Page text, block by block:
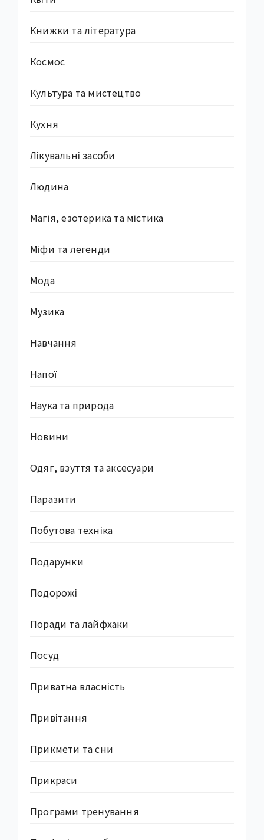
Книжки та література
Космос
Культура та мистецтво
Кухня
Лікувальні засоби
Людина
Магія, езотерика та містика
Міфи та легенди
Мода
Музика
Навчання
Напої
Наука та природа
Новини
Одяг, взуття та аксесуари
Паразити
Побутова техніка
Подарунки
Подорожі
Поради та лайфхаки
Посуд
Приватна власність
Привітання
Прикмети та сни
Прикраси
Програми тренування